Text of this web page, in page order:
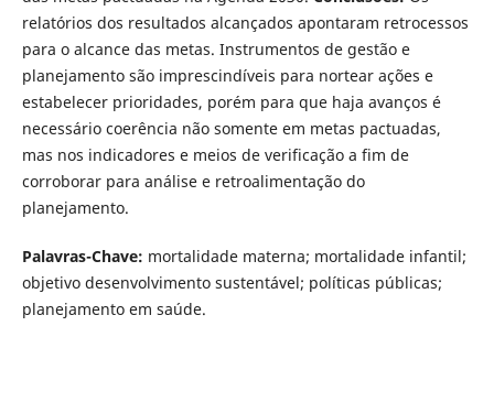
relatórios dos resultados alcançados apontaram retrocessos
para o alcance das metas. Instrumentos de gestão e
planejamento são imprescindíveis para nortear ações e
estabelecer prioridades, porém para que haja avanços é
necessário coerência não somente em metas pactuadas,
mas nos indicadores e meios de verificação a fim de
corroborar para análise e retroalimentação do
planejamento.
Palavras-Chave: mortalidade materna; mortalidade infantil;
objetivo desenvolvimento sustentável; políticas públicas;
planejamento em saúde.